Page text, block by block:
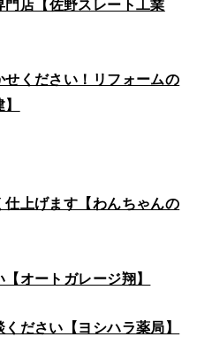
店【佐野スレート工業
せください！リフォームの
上げます【わんちゃんの
オートガレージ翔】
ださい【ヨシハラ薬局】